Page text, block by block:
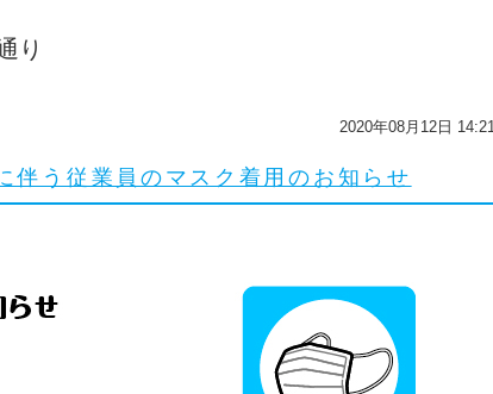
り
2020年08月12日 14:21
伴う従業員のマスク着用のお知らせ